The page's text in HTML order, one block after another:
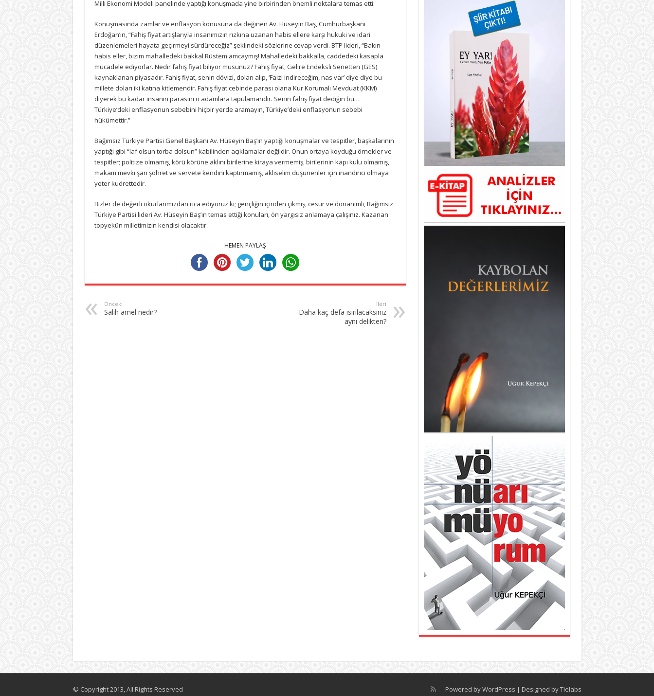
Milli Ekonomi Modeli panelinde yaptığı konuşmada yine birbirinden önemli noktalara temas etti:
Konuşmasında zamlar ve enflasyon konusuna da değinen Av. Hüseyin Baş, Cumhurbaşkanı
Erdoğan’ın, “Fahiş fiyat artışlarıyla insanımızın rızkına uzanan habis ellere karşı hukuki ve idari
düzenlemeleri hayata geçirmeyi sürdüreceğiz” şeklindeki sözlerine cevap verdi. BTP lideri, “Bakın
habis eller, bizim mahalledeki bakkal Rüstem amcaymış! Mahalledeki bakkalla, caddedeki kasapla
mücadele ediyorlar. Nedir fahiş fiyat biliyor musunuz? Fahiş fiyat, Gelire Endeksli Senetten (GES)
kaynaklanan piyasadır. Fahiş fiyat, senin dövizi, doları alıp, ‘Faizi indireceğim, nas var’ diye diye bu
millete doları iki katına kitlemendir. Fahiş fiyat cebinde parası olana Kur Korumalı Mevduat (KKM)
diyerek bu kadar insanın parasını o adamlara tapulamandır. Senin fahiş fiyat dediğin bu…
Türkiye’deki enflasyonun sebebini hiçbir yerde aramayın, Türkiye’deki enflasyonun sebebi
hükümettir.”
Bağımsız Türkiye Partisi Genel Başkanı Av. Hüseyin Baş’ın yaptığı konuşmalar ve tespitler, başkalarının
yaptığı gibi “laf olsun torba dolsun” kabilinden açıklamalar değildir. Onun ortaya koyduğu örnekler ve
tespitler; politize olmamış, körü körüne aklını birilerine kiraya vermemiş, birilerinin kapı kulu olmamış,
makam mevki şan şöhret ve servete kendini kaptırmamış, aklıselim düşünenler için inandırıcı olmaya
yeter kudrettedir.
Bizler de değerli okurlarımızdan rica ediyoruz ki; gençliğin içinden çıkmış, cesur ve donanımlı, Bağımsız
Türkiye Partisi lideri Av. Hüseyin Baş’ın temas ettiği konuları, ön yargısız anlamaya çalışınız. Kazanan
topyekûn milletimizin kendisi olacaktır.
HEMEN PAYLAŞ
Önceki
Salih amel nedir?
İleri
Daha kaç defa ısırılacaksınız
aynı delikten?
Powered byWordPress | Designed byTielabs
© Copyright 2013, All Rights Reserved